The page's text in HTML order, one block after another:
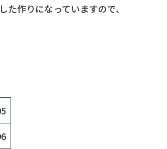
作りになっていますので、